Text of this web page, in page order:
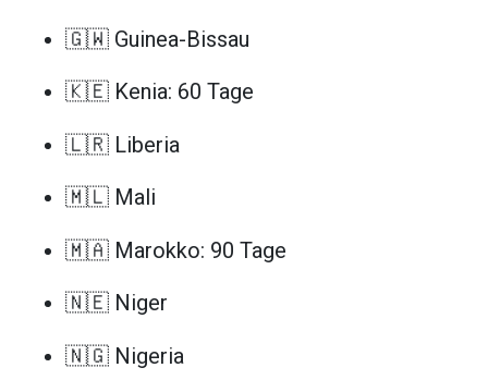
🇬🇼 Guinea-Bissau
🇰🇪 Kenia: 60 Tage
🇱🇷 Liberia
🇲🇱 Mali
🇲🇦 Marokko: 90 Tage
🇳🇪 Niger
🇳🇬 Nigeria